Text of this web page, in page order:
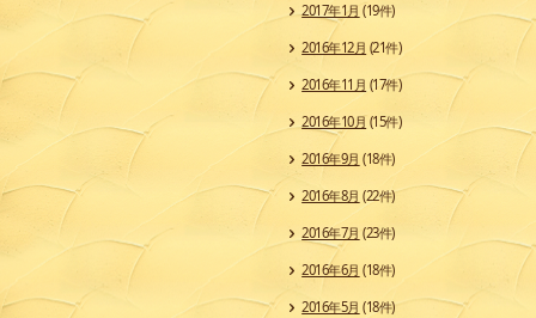
2017年1月 (19件)
2016年12月 (21件)
2016年11月 (17件)
2016年10月 (15件)
2016年9月 (18件)
2016年8月 (22件)
2016年7月 (23件)
2016年6月 (18件)
2016年5月 (18件)